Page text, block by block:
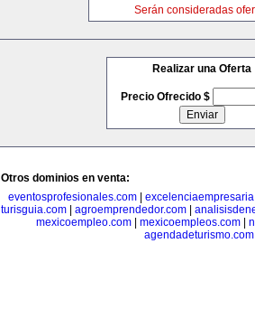
Serán consideradas
Realizar una Oferta
Precio Ofrecido $
Otros dominios en venta:
eventosprofesionales.com
turisguia.com
agroemprendedor.com
mexicoempleo.com
mexicoempleos.com
agendadeturismo.com